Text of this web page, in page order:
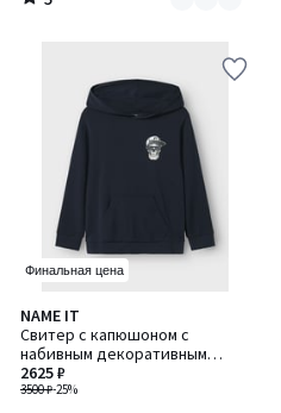
/
Финальная цена
NAME IT
Свитер с капюшоном с
набивным декоративным
элементом в виде черепа
3500 ₽-25%
2625 ₽